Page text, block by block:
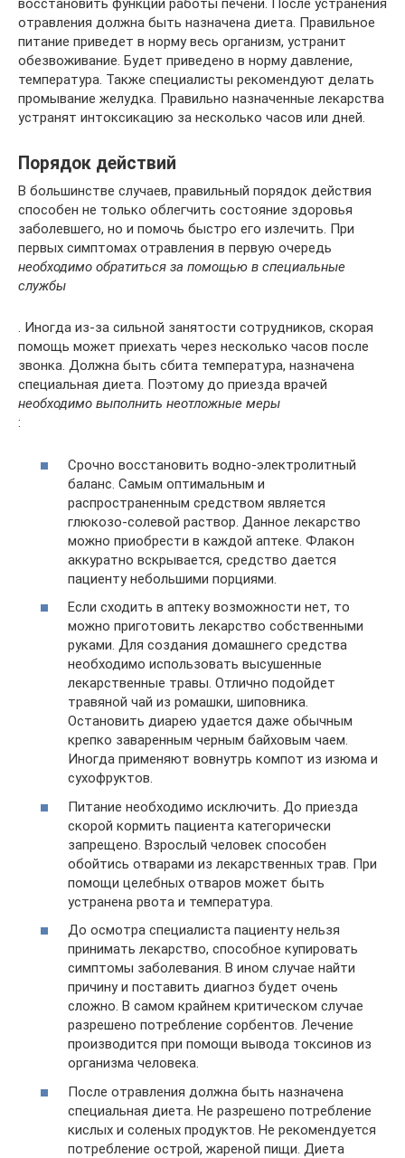
восстановить функции работы печени. После устранения
отравления должна быть назначена диета. Правильное
питание приведет в норму весь организм, устранит
обезвоживание. Будет приведено в норму давление,
температура. Также специалисты рекомендуют делать
промывание желудка. Правильно назначенные лекарства
устранят интоксикацию за несколько часов или дней.
Порядок действий
В большинстве случаев, правильный порядок действия
способен не только облегчить состояние здоровья
заболевшего, но и помочь быстро его излечить. При
первых симптомах отравления в первую очередь
необходимо обратиться за помощью в специальные
службы
. Иногда из-за сильной занятости сотрудников, скорая
помощь может приехать через несколько часов после
звонка. Должна быть сбита температура, назначена
специальная диета. Поэтому до приезда врачей
необходимо выполнить неотложные меры
:
Срочно восстановить водно-электролитный
баланс. Самым оптимальным и
распространенным средством является
глюкозо-солевой раствор. Данное лекарство
можно приобрести в каждой аптеке. Флакон
аккуратно вскрывается, средство дается
пациенту небольшими порциями.
Если сходить в аптеку возможности нет, то
можно приготовить лекарство собственными
руками. Для создания домашнего средства
необходимо использовать высушенные
лекарственные травы. Отлично подойдет
травяной чай из ромашки, шиповника.
Остановить диарею удается даже обычным
крепко заваренным черным байховым чаем.
Иногда применяют вовнутрь компот из изюма и
сухофруктов.
Питание необходимо исключить. До приезда
скорой кормить пациента категорически
запрещено. Взрослый человек способен
обойтись отварами из лекарственных трав. При
помощи целебных отваров может быть
устранена рвота и температура.
До осмотра специалиста пациенту нельзя
принимать лекарство, способное купировать
симптомы заболевания. В ином случае найти
причину и поставить диагноз будет очень
сложно. В самом крайнем критическом случае
разрешено потребление сорбентов. Лечение
производится при помощи вывода токсинов из
организма человека.
После отравления должна быть назначена
специальная диета. Не разрешено потребление
кислых и соленых продуктов. Не рекомендуется
потребление острой, жареной пищи. Диета